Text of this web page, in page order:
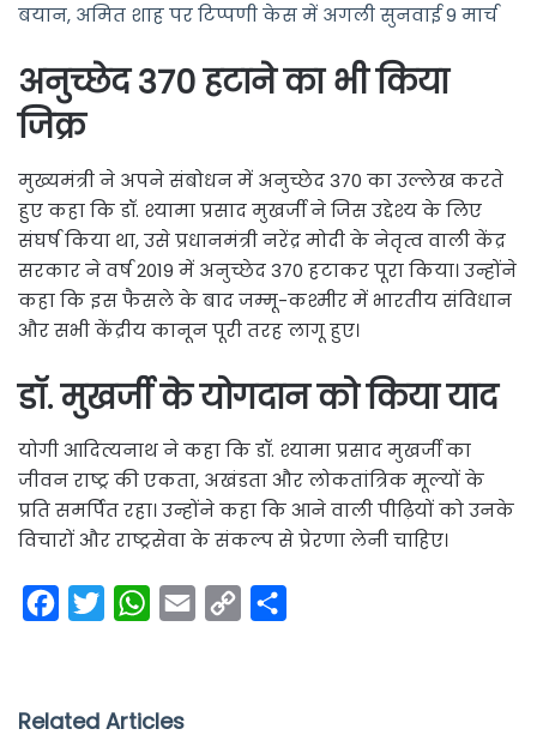
बयान, अमित शाह पर टिप्पणी केस में अगली सुनवाई 9 मार्च
अनुच्छेद 370 हटाने का भी किया
जिक्र
मुख्यमंत्री ने अपने संबोधन में अनुच्छेद 370 का उल्लेख करते
हुए कहा कि डॉ. श्यामा प्रसाद मुखर्जी ने जिस उद्देश्य के लिए
संघर्ष किया था, उसे प्रधानमंत्री नरेंद्र मोदी के नेतृत्व वाली केंद्र
सरकार ने वर्ष 2019 में अनुच्छेद 370 हटाकर पूरा किया। उन्होंने
कहा कि इस फैसले के बाद जम्मू-कश्मीर में भारतीय संविधान
और सभी केंद्रीय कानून पूरी तरह लागू हुए।
डॉ. मुखर्जी के योगदान को किया याद
योगी आदित्यनाथ ने कहा कि डॉ. श्यामा प्रसाद मुखर्जी का
जीवन राष्ट्र की एकता, अखंडता और लोकतांत्रिक मूल्यों के
प्रति समर्पित रहा। उन्होंने कहा कि आने वाली पीढ़ियों को उनके
विचारों और राष्ट्रसेवा के संकल्प से प्रेरणा लेनी चाहिए।
e
t
W
t
Related Articles